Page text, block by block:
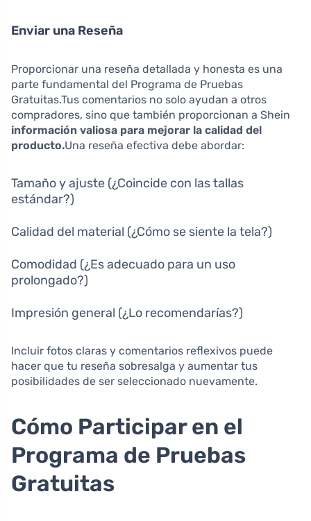
Enviar una Reseña
Proporcionar una reseña detallada y honesta es una
parte fundamental del Programa de Pruebas
Gratuitas.Tus comentarios no solo ayudan a otros
compradores, sino que también proporcionan a Shein
información valiosa para mejorar la calidad del
producto.Una reseña efectiva debe abordar:
Tamaño y ajuste (¿Coincide con las tallas
estándar?)
Calidad del material (¿Cómo se siente la tela?)
Comodidad (¿Es adecuado para un uso
prolongado?)
Impresión general (¿Lo recomendarías?)
Incluir fotos claras y comentarios reflexivos puede
hacer que tu reseña sobresalga y aumentar tus
posibilidades de ser seleccionado nuevamente.
Cómo Participar en el
Programa de Pruebas
Gratuitas